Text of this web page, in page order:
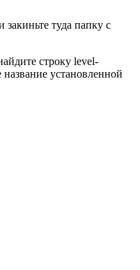
закиньте туда папку с
строку level-
установленной